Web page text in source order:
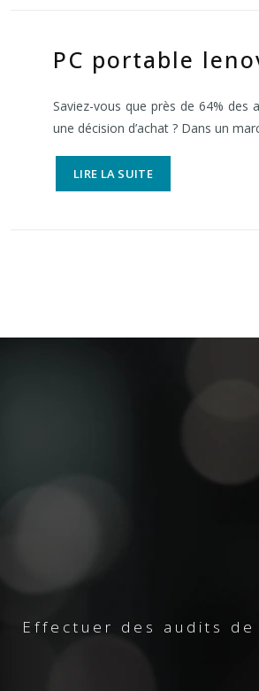
PC portable
Saviez-vous que près de 64% des
une décision d’achat ? Dans un
LIRE LA SUITE
Effectuer des audits